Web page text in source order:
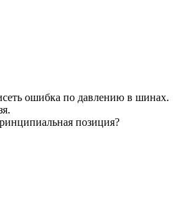
ошибка по давлению в шинах.
позиция?